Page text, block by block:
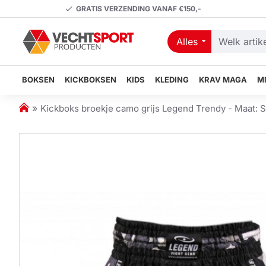
GRATIS VERZENDING VANAF €150,-
Alles
Welk
zoekt
BOKSEN KICKBOKSEN KIDS KLEDING KRAV MAGA
h
m
Kickboks broekje camo grijs Legend Trendy - Maat: S